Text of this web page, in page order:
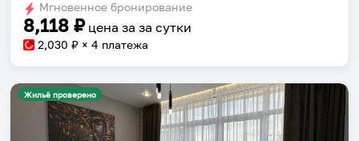
Мгновенное бронирование
8,118 ₽ цена за за сутки
2,030 ₽ × 4 платежа
Жильё проверено